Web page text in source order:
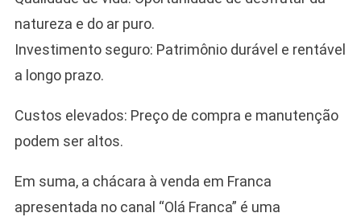
natureza e do ar puro.
Investimento seguro: Patrimônio durável e rentável
a longo prazo.
Custos elevados: Preço de compra e manutenção
podem ser altos.
Em suma, a chácara à venda em Franca
apresentada no canal “Olá Franca” é uma